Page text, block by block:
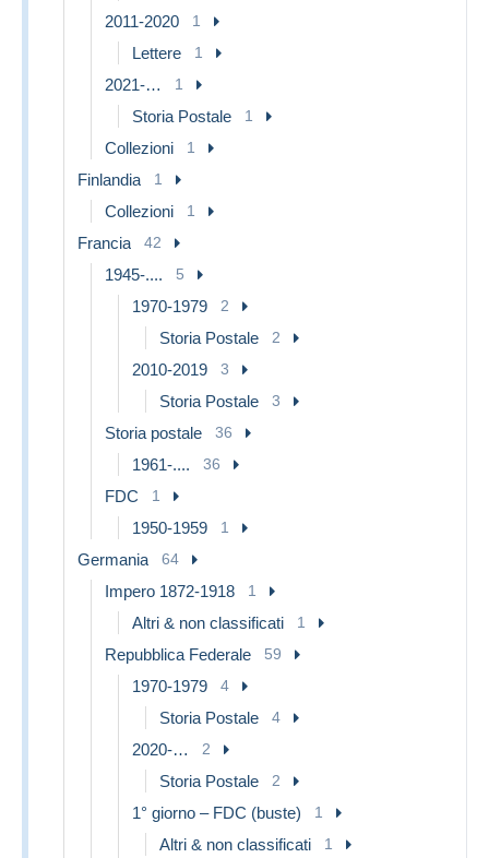
2011-2020 1
Lettere 1
2021-… 1
Storia Postale 1
Collezioni 1
Finlandia 1
Collezioni 1
Francia 42
1945-.... 5
1970-1979 2
Storia Postale 2
2010-2019 3
Storia Postale 3
Storia postale 36
1961-.... 36
FDC 1
1950-1959 1
Germania 64
Impero 1872-1918 1
Altri & non classificati 1
Repubblica Federale 59
1970-1979 4
Storia Postale 4
2020-… 2
Storia Postale 2
1° giorno – FDC (buste) 1
Altri & non classificati 1